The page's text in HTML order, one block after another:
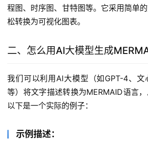
程图、时序图、甘特图等。它采用简单
松转换为可视化图表。
二、怎么用AI大模型生成
我们可以利用AI大模型（如GPT-4、文
等）将文字描述转换为MERMAID语言，
以下是一个实际的例子：
示例描述：